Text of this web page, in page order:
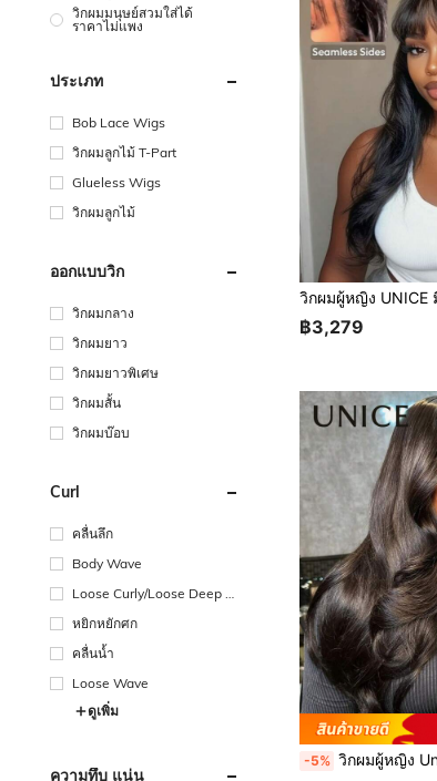
วิกผมมนุษย์สวมใส่ได้
ราคาไม่แพง
ประเภท
Bob Lace Wigs
วิกผมลูกไม้ T-Part
Glueless Wigs
วิกผมลูกไม้
ออกแบบวิก
วิกผมกลาง
วิกผมยาว
วิกผมยาวพิเศษ
วิกผมสั้น
วิกผมบ๊อบ
Curl
คลื่นลึก
Body Wave
Loose Curly/Loose Deep W
หยิกหยักศก
คลื่นน้ำ
Loose Wave
ดูเพิ่ม
ความทึบ แน่น
฿3,279
-5% วิกผมผู้หญิง Unice ผมมนุษย์แท้ 100% 13x4 Pre-Everything™ ลูกไม้หน้าใส ลอนคลื่